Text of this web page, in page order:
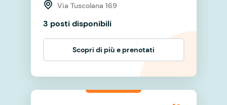
Via Tuscolana 169
3 posti disponibili
Scopri di più e prenotati